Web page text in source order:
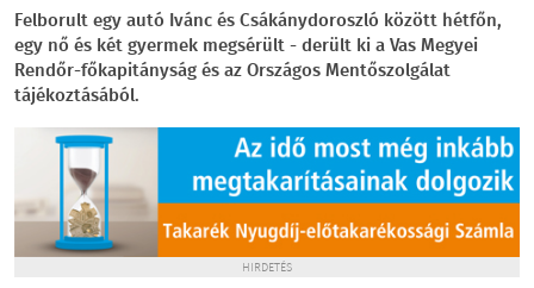
Felborult egy autó Ivánc és Csákánydoroszló között hétfőn,
egy nő és két gyermek megsérült - derült ki a Vas Megyei
Rendőr-főkapitányság és az Országos Mentőszolgálat
tájékoztásából.
HIRDETÉS